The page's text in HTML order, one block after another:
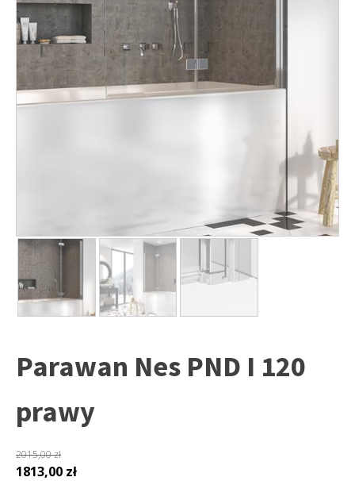
Parawan Nes PND I 120
prawy
2015,00zł
Pierwotna
1813,00 złAktualna